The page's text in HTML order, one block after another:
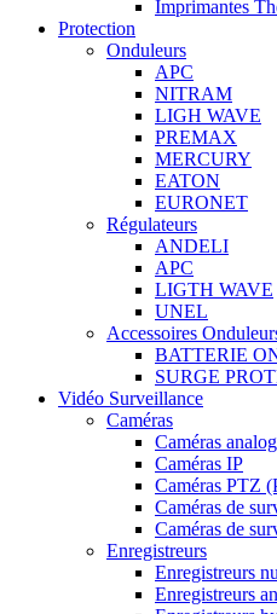
Imprimantes
Protection
Onduleurs
APC
NITRAM
LIGH WAVE
PREMAX
MERCURY
EATON
EURONET
Régulateurs
ANDELI
APC
LIGTH WAVE
UNEL
Accessoires
BATTERIE
SURGE
Vidéo Surveillance
Caméras
Caméras
Caméras IP
Caméras PTZ
Caméras de
Caméras de
Enregistreurs
Enregistreurs
Enregistreurs